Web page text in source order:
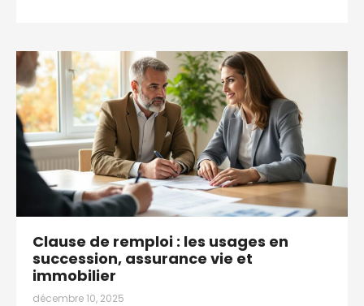
Clause de remploi : les usages en
succession, assurance vie et
immobilier
décembre 10, 2025